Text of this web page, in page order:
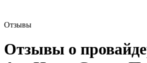
Отзывы
Отзывы о